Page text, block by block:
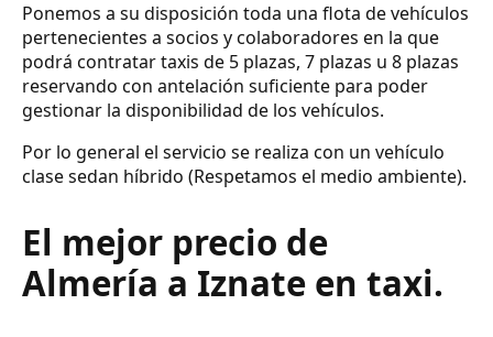
Ponemos a su disposición toda una flota de vehículos
pertenecientes a socios y colaboradores en la que
podrá contratar taxis de 5 plazas, 7 plazas u 8 plazas
reservando con antelación suficiente para poder
gestionar la disponibilidad de los vehículos.
Por lo general el servicio se realiza con un vehículo
clase sedan híbrido (Respetamos el medio ambiente).
El mejor precio de
Almería a Iznate en taxi.